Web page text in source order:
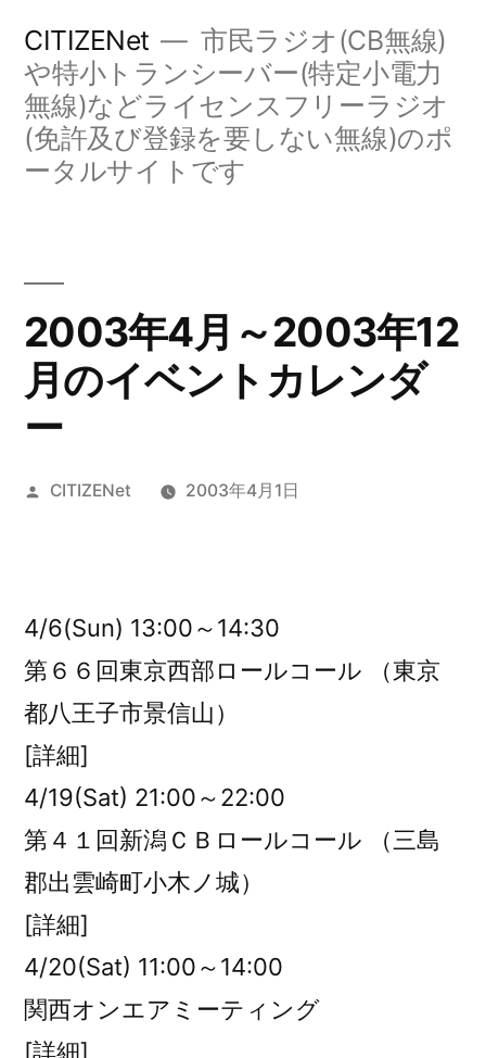
CITIZENet
市民ラジオ(CB無線)
や特小トランシーバー(特定小電力
無線)などライセンスフリーラジオ
(免許及び登録を要しない無線)のポ
ータルサイトです
2003年4月～2003年12
月のイベントカレンダ
ー
投
CITIZENet 2003年4月1日
4/6(Sun) 13:00～14:30
第６６回東京西部ロールコール （東京
都八王子市景信山）
[詳細]
4/19(Sat) 21:00～22:00
第４１回新潟ＣＢロールコール （三島
郡出雲崎町小木ノ城）
[詳細]
4/20(Sat) 11:00～14:00
関西オンエアミーティング
[詳細]